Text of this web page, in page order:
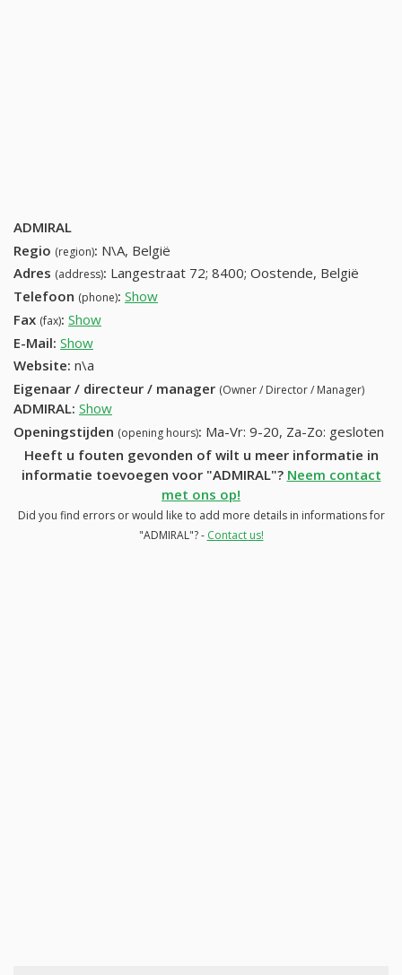
ADMIRAL
Regio (region): N\A, België
Adres (address): Langestraat 72; 8400; Oostende, België
Telefoon (phone): Show
Fax (fax): Show
E-Mail: Show
Website: n\a
Eigenaar / directeur / manager (Owner / Director / Manager)
ADMIRAL: Show
Openingstijden (opening hours): Ma-Vr: 9-20, Za-Zo: gesloten
Heeft u fouten gevonden of wilt u meer informatie in
informatie toevoegen voor "ADMIRAL"? Neem contact
met ons op!
Did you find errors or would like to add more details in informations for
"ADMIRAL"? - Contact us!